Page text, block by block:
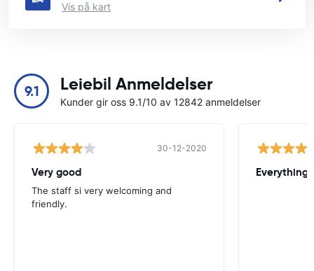
Vis på kart
9.1 Leiebil Anmeldelser
Kunder gir oss 9.1/10 av 12842 anmeldelser
30-12-2020
Very good
The staff si very welcoming and
friendly.
Everything